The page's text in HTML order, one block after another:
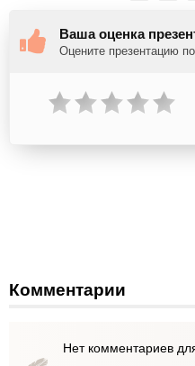
Ваша оценка
Оцените презентацию
Комментарии
Нет комментариев